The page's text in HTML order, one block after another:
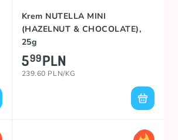
Krem NUTELLA MINI
(HAZELNUT & CHOCOLATE),
25g
599PLN
239.60 PLN/KG